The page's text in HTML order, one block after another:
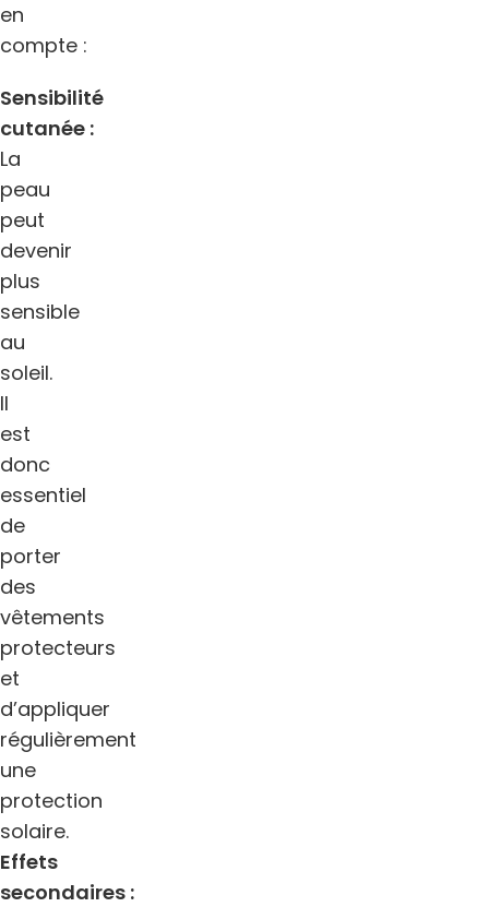
en
compte :
Sensibilité
cutanée :
La
peau
peut
devenir
plus
sensible
au
soleil.
Il
est
donc
essentiel
de
porter
des
vêtements
protecteurs
et
d’appliquer
régulièrement
une
protection
solaire.
Effets
secondaires :